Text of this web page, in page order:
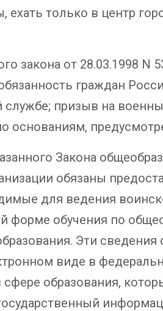
ехать только в центр
закона от 28.03.1998
граждан
службе; призыв на
основаниям,
Закона
обязаны
для ведения
форме обучения по
Эти
виде в
образования,